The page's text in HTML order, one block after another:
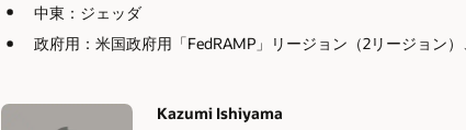
中東：ジェッダ
政府用：米国政府用「FedRAMP」リージョン（2リージョン
Kazumi Ishiyama